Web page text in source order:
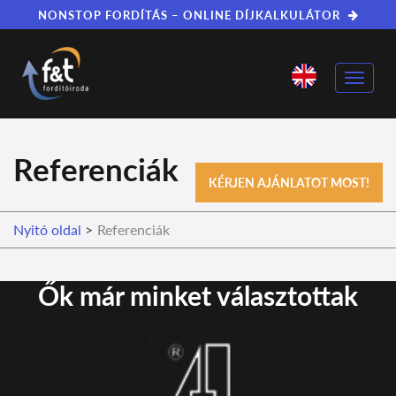
NONSTOP FORDÍTÁS – ONLINE DÍJKALKULÁTOR
Toggle
Referenciák KÉRJEN AJÁNLATOT MOST!
Nyitó oldal > Referenciák
Ők már minket választottak